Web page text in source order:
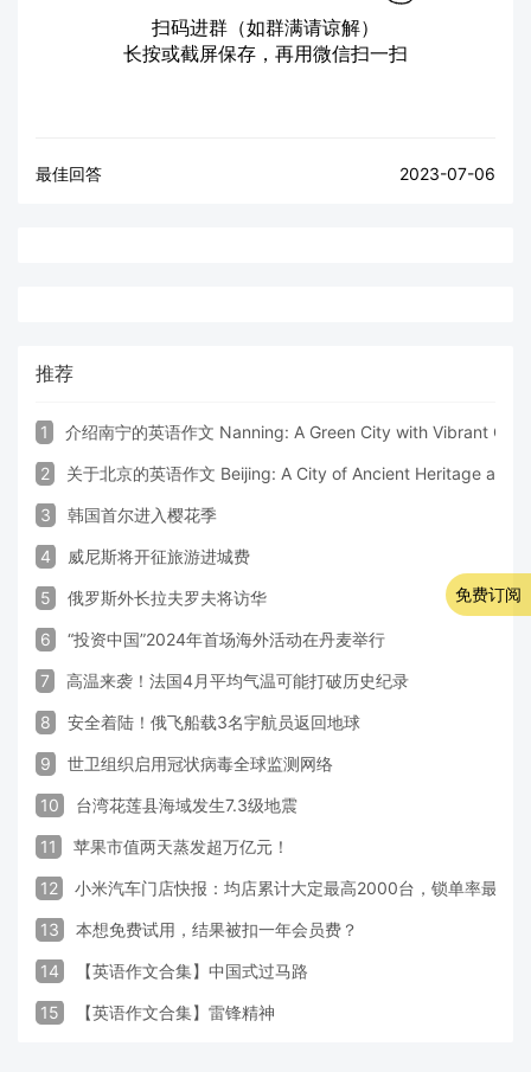
扫码进群（如群满请谅解）
长按或截屏保存，再用微信扫一扫
最佳回答 2023-07-06
推荐
1 介绍南宁的英语作文 Nanning: A Green City with Vibrant
2 关于北京的英语作文 Beijing: A City of Ancient Heritage and
3 韩国首尔进入樱花季
4 威尼斯将开征旅游进城费
5 俄罗斯外长拉夫罗夫将访华
6 “投资中国”2024年首场海外活动在丹麦举行
7 高温来袭！法国4月平均气温可能打破历史纪录
8 安全着陆！俄飞船载3名宇航员返回地球
9 世卫组织启用冠状病毒全球监测网络
10 台湾花莲县海域发生7.3级地震
11 苹果市值两天蒸发超万亿元！
12 小米汽车门店快报：均店累计大定最高2000台，锁单率最高
13 本想免费试用，结果被扣一年会员费？
14 【英语作文合集】中国式过马路
15 【英语作文合集】雷锋精神
免费订阅